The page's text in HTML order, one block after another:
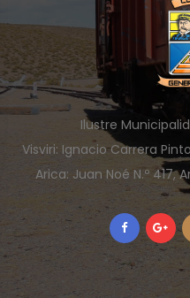
Ilustre
Visviri: Ignacio Carrera
Arica: Juan Noé N.º 417,